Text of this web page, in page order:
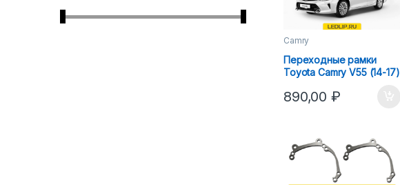
Camry
Переходные рамки
Toyota Camry V55 (14-17)
890,00₽